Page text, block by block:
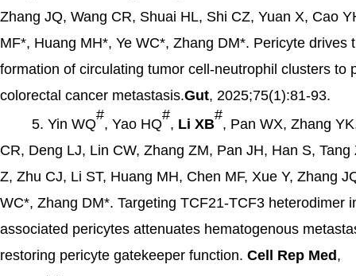
Zhang JQ, Wang CR, Shuai HL, Shi CZ, Yuan X, Cao
MF*, Huang MH*, Ye WC*, Zhang DM*. Pericyte drives
formation of circulating tumor cell-neutrophil clusters to
colorectal cancer metastasis.Gut, 2025;75(1):81-93.
5. Yin WQ
#
, Yao HQ
#
, Li XB
#
, Pan WX, Zhang
CR, Deng LJ, Lin CW, Zhang ZM, Pan JH, Han S, Tang
Z, Zhu CJ, Li ST, Huang MH, Chen MF, Xue Y, Zhang
WC*, Zhang DM*. Targeting TCF21-TCF3 heterodimer
associated pericytes attenuates hematogenous
restoring pericyte gatekeeper function. Cell Rep Med,